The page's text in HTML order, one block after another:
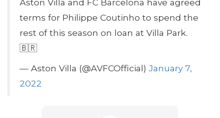
Aston Villa and FC Barcelona have agreed
terms for Philippe Coutinho to spend the
rest of this season on loan at Villa Park.
🇧🇷
— Aston Villa (@AVFCOfficial) January 7,
2022